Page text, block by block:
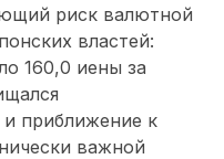
риск валютной
властей:
160,0 иены за
приближение к
важной